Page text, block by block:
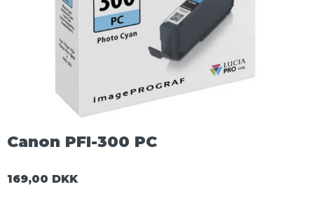
Canon PFI-300 PC
169,00 DKK